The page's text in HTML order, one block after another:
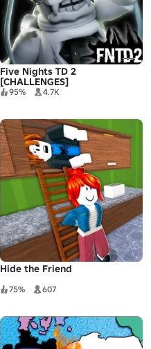
Five Nights TD 2
[CHALLENGES]
95% 4.7K
Hide the Friend
75% 607